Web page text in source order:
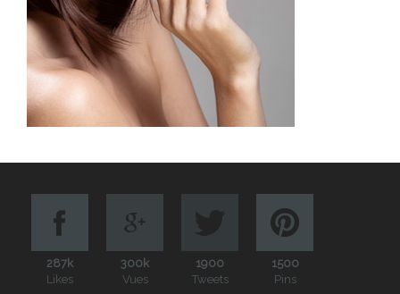
287k
Likes
300k
Vues
1900
Tweets
1500
Pins